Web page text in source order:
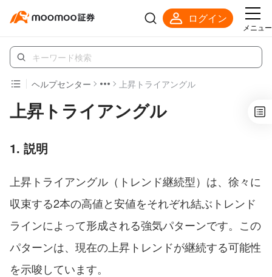
ログイン
メニュー
ヘルプセンター 上昇トライアングル
上昇トライアングル
1. 説明
上昇トライアングル（トレンド継続型）は、徐々に
収束する2本の高値と安値をそれぞれ結ぶトレンド
ラインによって形成される強気パターンです。この
パターンは、現在の上昇トレンドが継続する可能性
を示唆しています。